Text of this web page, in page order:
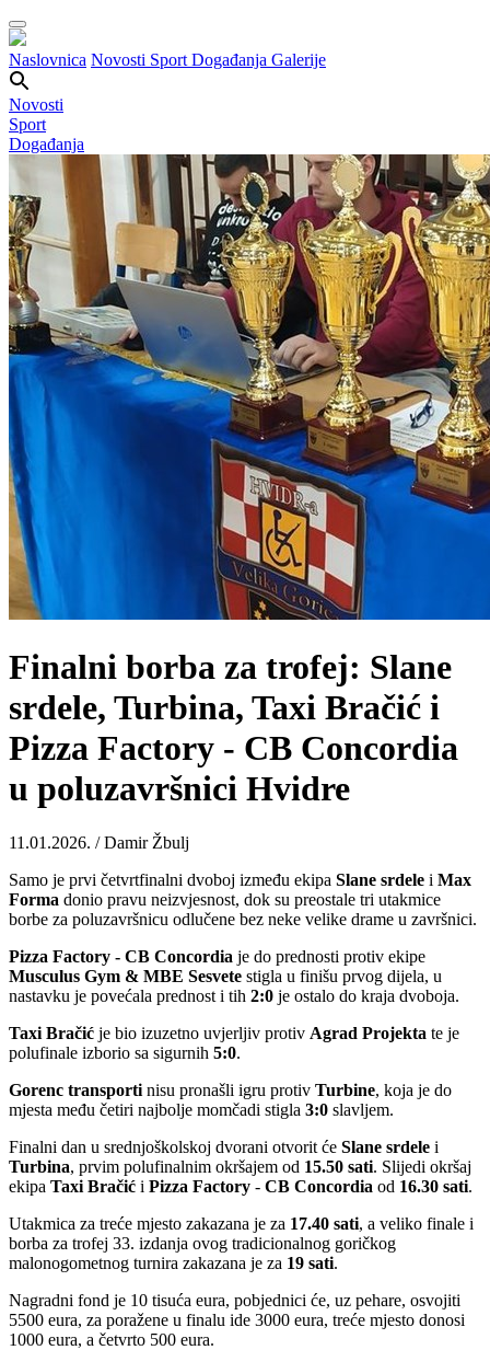
Naslovnica Novosti Sport Događanja Galerije
Novosti
Sport
Događanja
Finalni borba za trofej: Slane
srdele, Turbina, Taxi Bračić i
Pizza Factory - CB Concordia
u poluzavršnici Hvidre
11.01.2026. / Damir Žbulj
Samo je prvi četvrtfinalni dvoboj između ekipa Slane srdele i Max
Forma donio pravu neizvjesnost, dok su preostale tri utakmice
borbe za poluzavršnicu odlučene bez neke velike drame u završnici.
Pizza Factory - CB Concordia je do prednosti protiv ekipe
Musculus Gym & MBE Sesvete stigla u finišu prvog dijela, u
nastavku je povećala prednost i tih 2:0 je ostalo do kraja dvoboja.
Taxi Bračić je bio izuzetno uvjerljiv protiv Agrad Projekta te je
polufinale izborio sa sigurnih 5:0.
Gorenc transporti nisu pronašli igru protiv Turbine, koja je do
mjesta među četiri najbolje momčadi stigla 3:0 slavljem.
Finalni dan u srednjoškolskoj dvorani otvorit će Slane srdele i
Turbina, prvim polufinalnim okršajem od 15.50 sati. Slijedi okršaj
ekipa Taxi Bračić i Pizza Factory - CB Concordia od 16.30 sati.
Utakmica za treće mjesto zakazana je za 17.40 sati, a veliko finale i
borba za trofej 33. izdanja ovog tradicionalnog goričkog
malonogometnog turnira zakazana je za 19 sati.
Nagradni fond je 10 tisuća eura, pobjednici će, uz pehare, osvojiti
5500 eura, za poražene u finalu ide 3000 eura, treće mjesto donosi
1000 eura, a četvrto 500 eura.